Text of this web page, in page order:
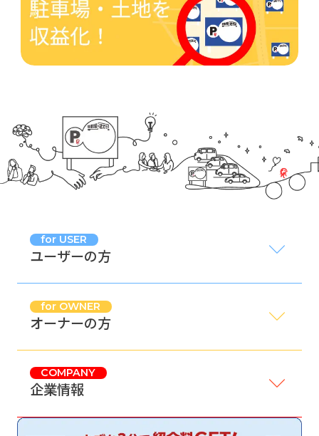
for USER
ユーザーの方
for OWNER
オーナーの方
COMPANY
企業情報